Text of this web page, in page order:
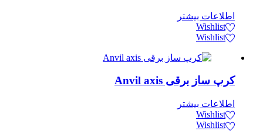
اطلاعات بیشتر
Wishlist
Wishlist
کرپ ساز برقی Anvil axis
اطلاعات بیشتر
Wishlist
Wishlist